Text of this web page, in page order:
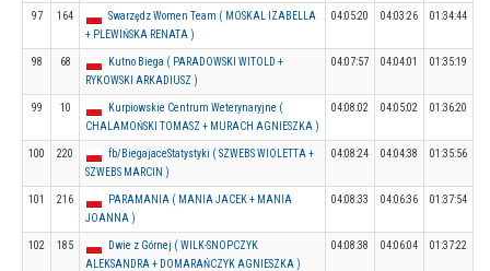
97 164
Swarzędz Women Team ( MOSKAL IZABELLA
+ PLEWIŃSKA RENATA )
04:05:20 04:03:26 01:34:44
98 68
Kutno Biega ( PARADOWSKI WITOLD +
RYKOWSKI ARKADIUSZ )
04:07:57 04:04:01 01:35:19
99 10
Kurpiowskie Centrum Weterynaryjne (
CHALAMOŃSKI TOMASZ + MURACH AGNIESZKA )
04:08:02 04:05:02 01:36:20
100 220
fb/BiegajaceStatystyki ( SZWEBS WIOLETTA +
SZWEBS MARCIN )
04:08:24 04:04:38 01:35:56
101 216
PARAMANIA ( MANIA JACEK + MANIA
JOANNA )
04:08:33 04:06:36 01:37:54
102 185
Dwie z Górnej ( WILK-SNOPCZYK
ALEKSANDRA + DOMARAŃCZYK AGNIESZKA )
04:08:38 04:06:04 01:37:22